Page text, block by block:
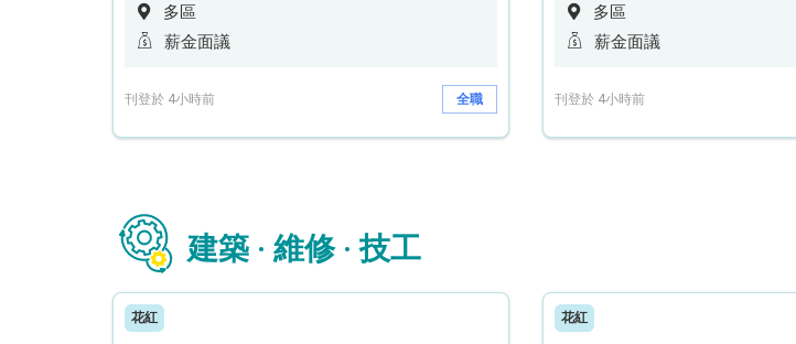
多區
薪金面議
刊登於 4小時前 全職
多區
薪金面議
刊登於 4小時前
建築 · 維修 · 技工
花紅 花紅